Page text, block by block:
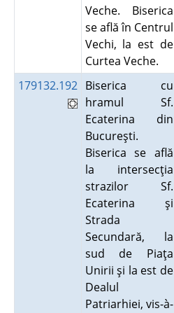
Veche. Biserica
se află în Centrul
Vechi, la est de
Curtea Veche.
179132.192 Biserica cu
hramul Sf.
Ecaterina din
Bucureşti.
Biserica se află
la intersecţia
strazilor Sf.
Ecaterina şi
Strada
Secundară, la
sud de Piaţa
Unirii şi la est de
Dealul
Patriarhiei, vis-à-